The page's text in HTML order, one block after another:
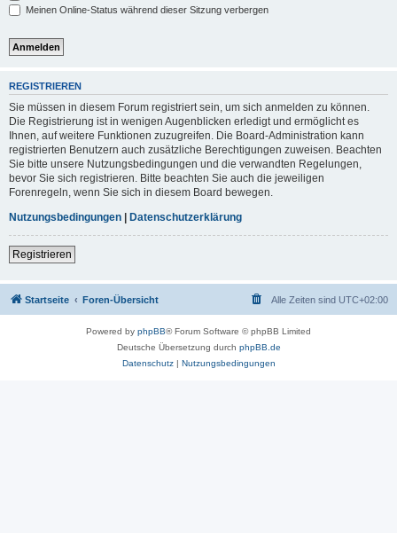
Meinen Online-Status während dieser Sitzung verbergen
REGISTRIEREN
Sie müssen in diesem Forum registriert sein, um sich anmelden zu können.
Die Registrierung ist in wenigen Augenblicken erledigt und ermöglicht es
Ihnen, auf weitere Funktionen zuzugreifen. Die Board-Administration kann
registrierten Benutzern auch zusätzliche Berechtigungen zuweisen. Beachten
Sie bitte unsere Nutzungsbedingungen und die verwandten Regelungen,
bevor Sie sich registrieren. Bitte beachten Sie auch die jeweiligen
Forenregeln, wenn Sie sich in diesem Board bewegen.
Nutzungsbedingungen | Datenschutzerklärung
Registrieren
Startseite Foren-Übersicht Alle Zeiten sind UTC+02:00
Powered by phpBB® Forum Software © phpBB Limited
Deutsche Übersetzung durch phpBB.de
Datenschutz| Nutzungsbedingungen